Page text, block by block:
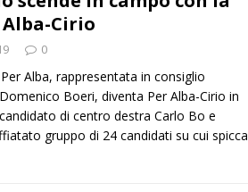
Cirio
0
Alba, rappresentata in consiglio
Boeri, diventa Per Alba-Cirio in
di centro destra Carlo Bo e
gruppo di 24 candidati su cui spicca